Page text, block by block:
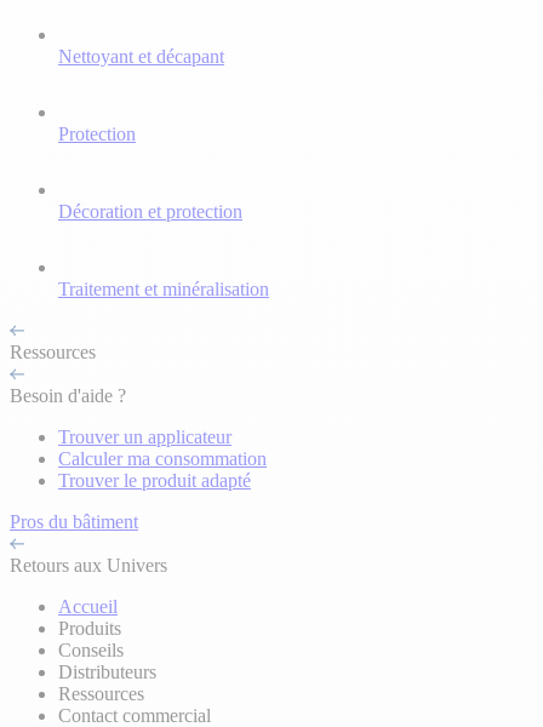
Nettoyant et décapant
Protection
Décoration et protection
Traitement et minéralisation
Ressources
Besoin d'aide ?
Trouver un applicateur
Calculer ma consommation
Trouver le produit adapté
Pros du bâtiment
Retours aux Univers
Accueil
Produits
Conseils
Distributeurs
Ressources
Contact commercial